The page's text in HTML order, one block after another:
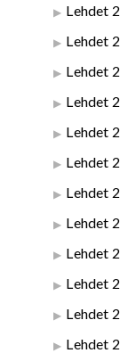
Lehdet
Lehdet
Lehdet
Lehdet
Lehdet
Lehdet
Lehdet
Lehdet
Lehdet
Lehdet
Lehdet
Lehdet